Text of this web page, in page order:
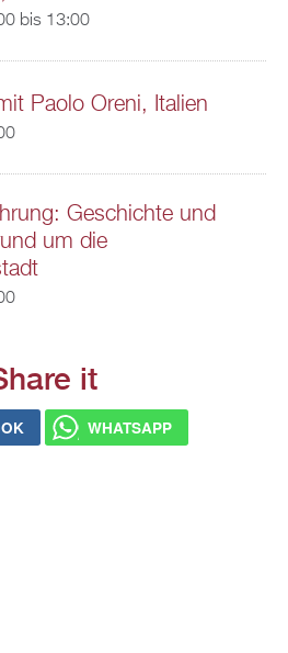
bis 13:00
Paolo Oreni, Italien
Geschichte und
um die
it
WHATSAPP